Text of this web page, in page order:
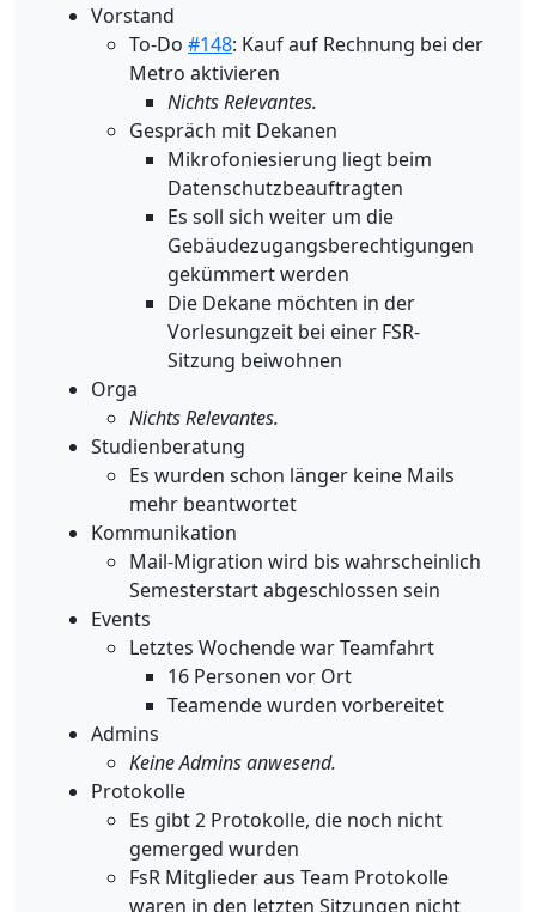
Vorstand
To-Do #148: Kauf auf Rechnung bei der
Metro aktivieren
Nichts Relevantes.
Gespräch mit Dekanen
Mikrofoniesierung liegt beim
Datenschutzbeauftragten
Es soll sich weiter um die
Gebäudezugangsberechtigungen
gekümmert werden
Die Dekane möchten in der
Vorlesungzeit bei einer FSR-
Sitzung beiwohnen
Orga
Nichts Relevantes.
Studienberatung
Es wurden schon länger keine Mails
mehr beantwortet
Kommunikation
Mail-Migration wird bis wahrscheinlich
Semesterstart abgeschlossen sein
Events
Letztes Wochende war Teamfahrt
16 Personen vor Ort
Teamende wurden vorbereitet
Admins
Keine Admins anwesend.
Protokolle
Es gibt 2 Protokolle, die noch nicht
gemerged wurden
FsR Mitglieder aus Team Protokolle
waren in den letzten Sitzungen nicht